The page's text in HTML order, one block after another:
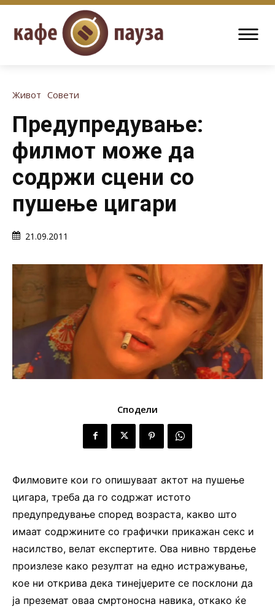
Живот Совети
Предупредување:
филмот може да
содржи сцени со
пушење цигари
21.09.2011
Сподели
Филмовите кои го опишуваат актот на пушење
цигара, треба да го содржат истото
предупредување според возраста, какво што
имаат содржините со графички прикажан секс и
насилство, велат експертите. Ова нивно тврдење
произлезе како резултат на едно истражување,
кое ни открива дека тинејџерите се посклони да
ја преземат оваа смртоносна навика, откако ќе